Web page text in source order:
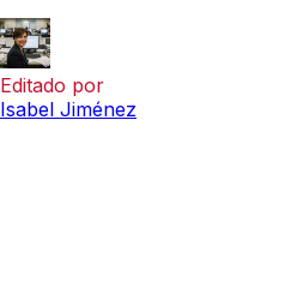
Editado por
Isabel Jiménez